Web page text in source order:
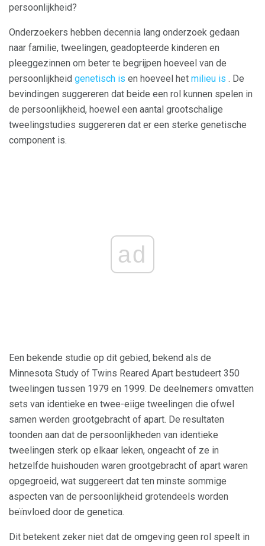
persoonlijkheid?
Onderzoekers hebben decennia lang onderzoek gedaan
naar familie, tweelingen, geadopteerde kinderen en
pleeggezinnen om beter te begrijpen hoeveel van de
persoonlijkheid genetisch is en hoeveel het milieu is . De
bevindingen suggereren dat beide een rol kunnen spelen in
de persoonlijkheid, hoewel een aantal grootschalige
tweelingstudies suggereren dat er een sterke genetische
component is.
ad
Een bekende studie op dit gebied, bekend als de
Minnesota Study of Twins Reared Apart bestudeert 350
tweelingen tussen 1979 en 1999. De deelnemers omvatten
sets van identieke en twee-eiige tweelingen die ofwel
samen werden grootgebracht of apart. De resultaten
toonden aan dat de persoonlijkheden van identieke
tweelingen sterk op elkaar leken, ongeacht of ze in
hetzelfde huishouden waren grootgebracht of apart waren
opgegroeid, wat suggereert dat ten minste sommige
aspecten van de persoonlijkheid grotendeels worden
beïnvloed door de genetica.
Dit betekent zeker niet dat de omgeving geen rol speelt in